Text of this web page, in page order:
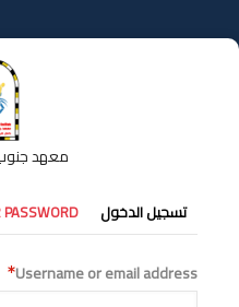
إلى
المحتوى
معهد
التبويبات
الأساسية
تسجيل الدخول PASSWORD
Username or email address